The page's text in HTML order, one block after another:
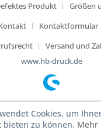
Produkt
Größen
Kontaktformular
Versand und
www.hb-druck.de
Cookies, um
bieten zu können. Mehr